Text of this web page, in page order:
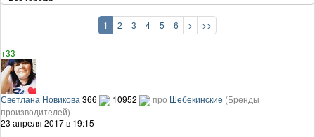
1 2 3 4 5 6 > >>
+33
Светлана Новикова 366 10952 про Шебекинские (Бренды
производителей)
23 апреля 2017 в 19:15